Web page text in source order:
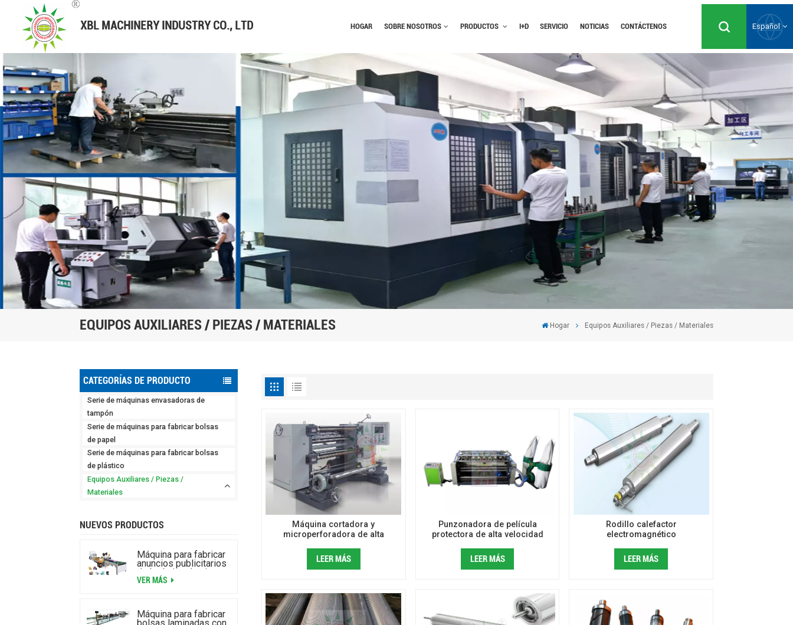
HOGAR SOBRE NOSOTROS PRODUCTOS I+D SERVICIO NOTICIAS CONTÁCTENOS Español
English
Русский
Español
Português
EQUIPOS AUXILIARES / PIEZAS / MATERIALES Hogar Equipos Auxiliares / Piezas / Materiales
CATEGORÍAS DE PRODUCTO
Serie de máquinas envasadoras de
tampón
Serie de máquinas para fabricar bolsas
de papel
Serie de máquinas para fabricar bolsas
de plástico
Equipos Auxiliares / Piezas /
Materiales
NUEVOS PRODUCTOS
Máquina para fabricar
anuncios publicitarios
de burbujas de aire
laminados de alta
VER MÁS
Máquina para fabricar
Máquina cortadora y
microperforadora de alta
LEER MÁS
Punzonadora de película
protectora de alta velocidad
LEER MÁS
Rodillo calefactor
electromagnético
LEER MÁS